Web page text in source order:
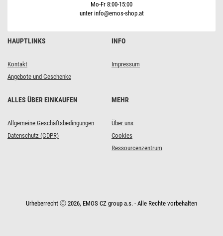
HAUPTLINKS
Kontakt
Angebote und Geschenke
INFO
Impressum
ALLES ÜBER EINKAUFEN
Allgemeine Geschäftsbedingungen
Datenschutz (GDPR)
MEHR
Über uns
Cookies
Ressourcenzentrum
Mo-Fr 8:00-15:00
unter info@emos-shop.at
Urheberrecht Ⓒ 2026, EMOS CZ group a.s. - Alle Rechte vorbehalten